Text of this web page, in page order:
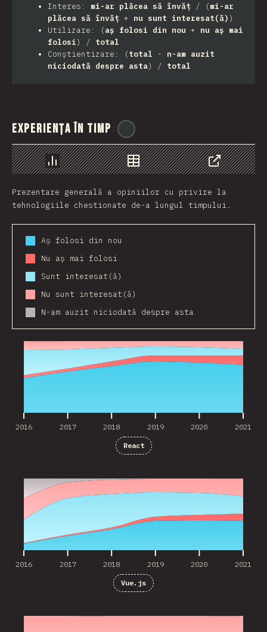
Interes: mi-ar plăcea să învăț / (mi-ar
plăcea să învăț + nu sunt interesat(ă))
Utilizare: (aș folosi din nou + nu aș mai
folosi) / total
Conștientizare: (total - n-am auzit
niciodată despre asta) / total
Experiența în timp
Grafic Date
Share
Prezentare generală a opiniilor cu privire la
tehnologiile chestionate de-a lungul timpului.
Aș folosi din nou
Nu aș mai folosi
Sunt interesat(ă)
Nu sunt interesat(ă)
N-am auzit niciodată despre asta
2016 2017 2018 2019 2020 2021
2016 2017 2018 2019 2020 2021
React
2016 2017 2018 2019 2020 2021
Vue.js